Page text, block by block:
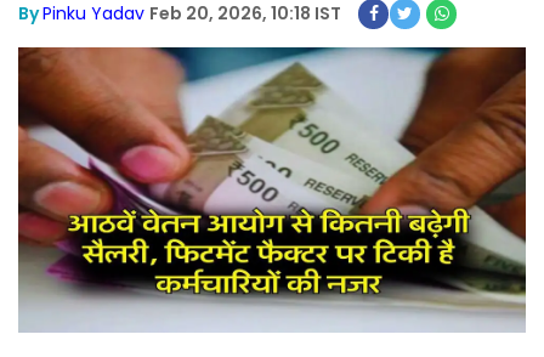
ByPinku Yadav Feb 20, 2026, 10:18 IST